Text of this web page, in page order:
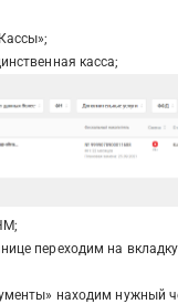
касса;
переходим на
находим нужный